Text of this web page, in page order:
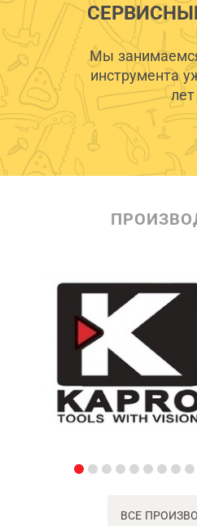
Мы
инструмента
лет
ВСЕ